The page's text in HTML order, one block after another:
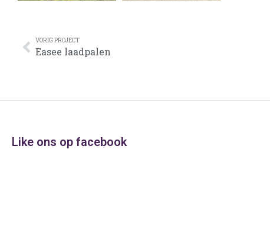
VORIG PROJECT
Easee laadpalen
Like ons op facebook